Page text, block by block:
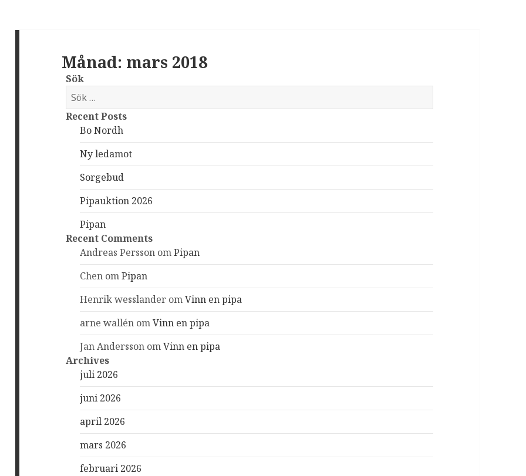
Månad: mars 2018
Sök
S
ö
k
Recent Posts
Bo Nordh
Ny ledamot
Sorgebud
Pipauktion 2026
Pipan
Recent Comments
Andreas Persson omPipan
Chen omPipan
Henrik wesslander omVinn en pipa
arne wallén omVinn en pipa
Jan Andersson omVinn en pipa
Archives
juli 2026
juni 2026
april 2026
mars 2026
februari 2026